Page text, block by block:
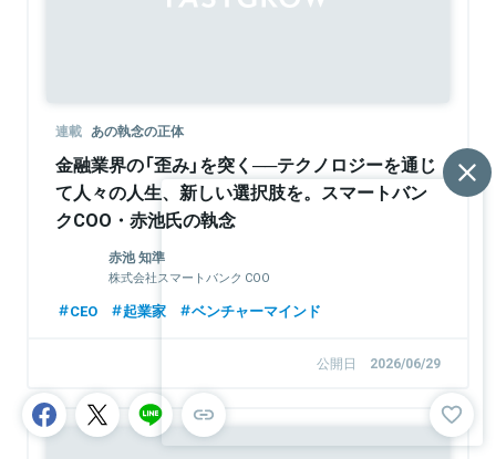
連載 あの執念の正体
金融業界の「歪み」を突く──テクノロジーを通じ
て人々の人生、新しい選択肢を。スマートバン
クCOO・赤池氏の執念
赤池 知準
株式会社スマートバンク COO
CEO 起業家 ベンチャーマインド
公開日 2026/06/29